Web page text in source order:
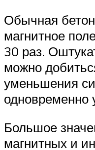
Обычная
магнитное
30 раз.
можно
уменьшения
одновременно
Большое
магнитных и